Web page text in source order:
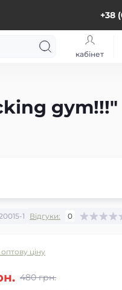
+38
кабінет
gym!!!"
1 Відгуки: 0
ціну
480 грн.